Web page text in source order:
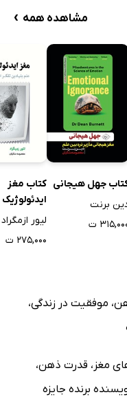
مشاهده همه ›
جهل هیجانی
برنت
ت
کتاب مغز
ایدئولوژیک
لیور ازمگراد
۲۷۵,۰۰۰ ت
، موفقیت در زندگی،
مغز ، قدرت ذهن،
برنده جایزه